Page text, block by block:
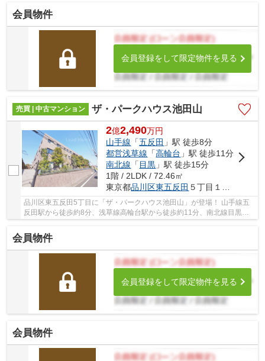
会員物件
会員登録をして限定物件を見る
売買 | 中古マンション ザ・パークハウス池田山
2億2,490万円
山手線 「五反田 」駅 徒歩8分
都営浅草線 「高輪台 」駅 徒歩11分
南北線 「 目黒 」駅 徒歩15分
1階 / 2LDK / 72.46㎡
東京都品川区東五反田 ５丁目１８-３
品川区東五反田5丁目に「ザ・パークハウス池田山」が登場！ 山手線五
反田駅から徒歩約8分、浅草線高輪台駅から徒歩約11分、南北線目黒駅
会員物件
会員登録をして限定物件を見る
会員物件